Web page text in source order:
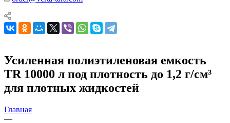
Усиленная полиэтиленовая емкость
TR 10000 л под плотность до 1,2 г/см³
для плотных жидкостей
Главная
—